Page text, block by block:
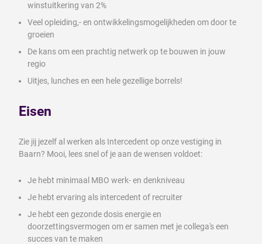
winstuitkering van 2%
Veel opleiding,- en ontwikkelingsmogelijkheden om door te
groeien
De kans om een prachtig netwerk op te bouwen in jouw
regio
Uitjes, lunches en een hele gezellige borrels!
Eisen
Zie jij jezelf al werken als Intercedent op onze vestiging in
Baarn? Mooi, lees snel of je aan de wensen voldoet:
Je hebt minimaal MBO werk- en denkniveau
Je hebt ervaring als intercedent of recruiter
Je hebt een gezonde dosis energie en
doorzettingsvermogen om er samen met je collega's een
succes van te maken